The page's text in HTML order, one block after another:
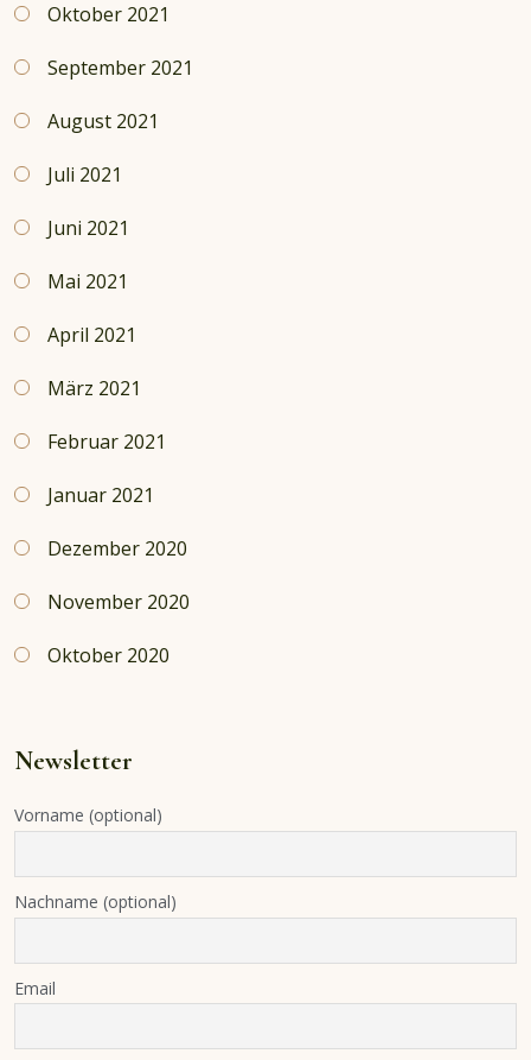
Oktober 2021
September 2021
August 2021
Juli 2021
Juni 2021
Mai 2021
April 2021
März 2021
Februar 2021
Januar 2021
Dezember 2020
November 2020
Oktober 2020
Newsletter
Vorname (optional)
Nachname (optional)
Email